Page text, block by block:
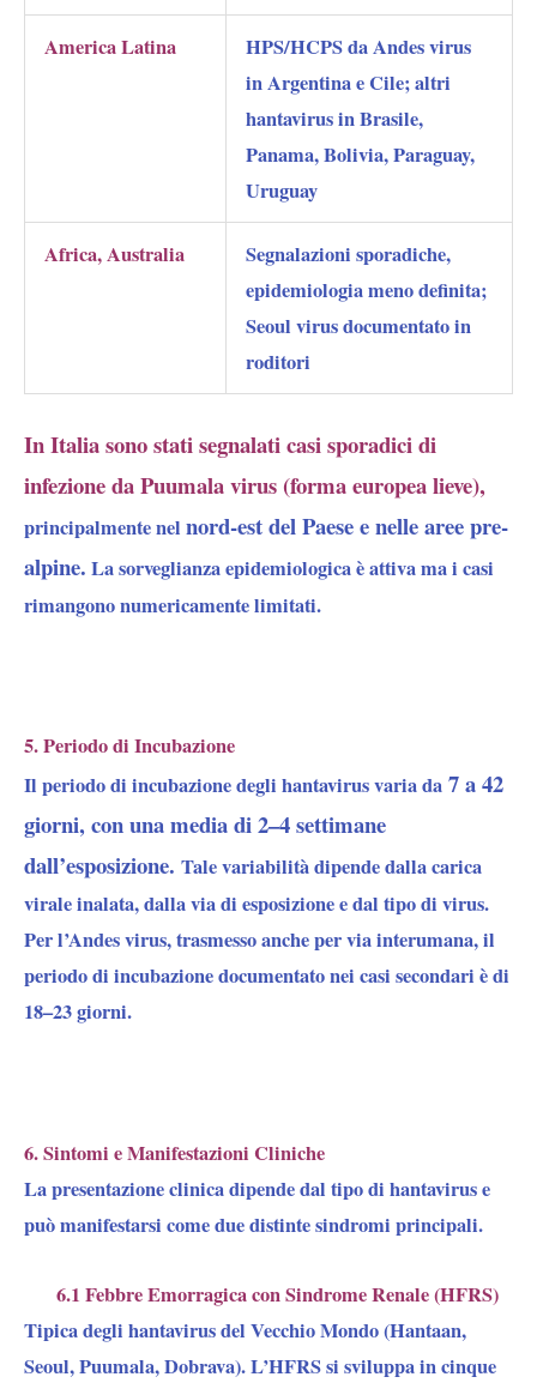
America Latina
HPS/HCPS da Andes virus
in Argentina e Cile; altri
hantavirus in Brasile,
Panama, Bolivia, Paraguay,
Uruguay
Africa, Australia
Segnalazioni sporadiche,
epidemiologia meno definita;
Seoul virus documentato in
roditori
In Italia sono stati segnalati casi sporadici di
infezione da Puumala virus (forma europea lieve),
principalmente nel nord-est del Paese e nelle aree pre-
alpine. La sorveglianza epidemiologica è attiva ma i casi
rimangono numericamente limitati.
5. Periodo di Incubazione
Il periodo di incubazione degli hantavirus varia da 7 a 42
giorni, con una media di 2–4 settimane
dall’esposizione. Tale variabilità dipende dalla carica
virale inalata, dalla via di esposizione e dal tipo di virus.
Per l’Andes virus, trasmesso anche per via interumana, il
periodo di incubazione documentato nei casi secondari è di
18–23 giorni.
6. Sintomi e Manifestazioni Cliniche
La presentazione clinica dipende dal tipo di hantavirus e
può manifestarsi come due distinte sindromi principali.
6.1 Febbre Emorragica con Sindrome Renale (HFRS)
Tipica degli hantavirus del Vecchio Mondo (Hantaan,
Seoul, Puumala, Dobrava). L’HFRS si sviluppa in cinque